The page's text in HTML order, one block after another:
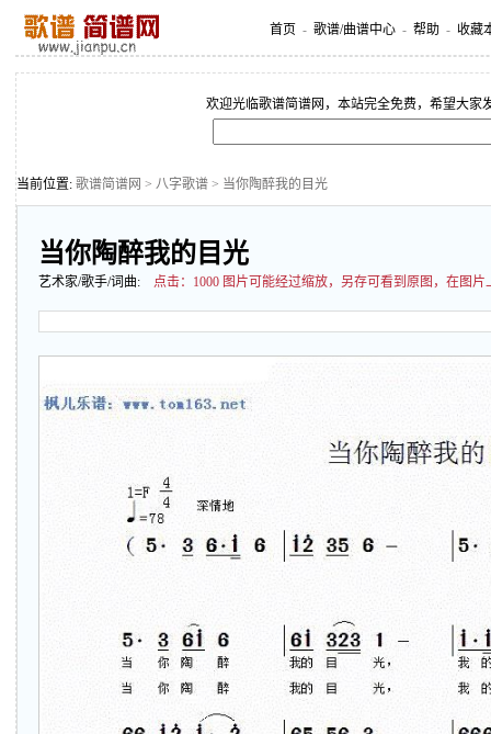
首页 - 歌谱/曲谱中心 - 帮助 - 收藏
欢迎光临歌谱简谱网，本站完全免费，希望大家
当前位置: 歌谱简谱网 > 八字歌谱 > 当你陶醉我的目光
当你陶醉我的目光
艺术家/歌手/词曲: 点击： 1000 图片可能经过缩放，另存可看到原图，在图